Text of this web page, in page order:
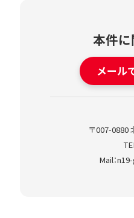
本件
メール
〒007-0880
Mail：